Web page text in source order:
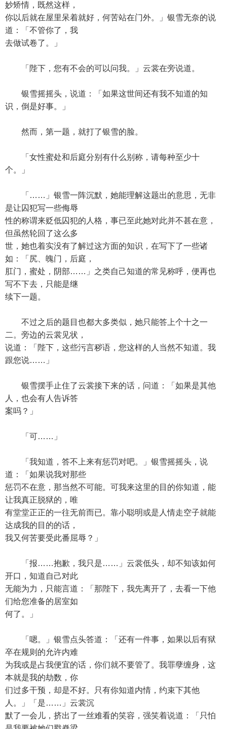
妙矫情，既然这样，
你以后就在屋里呆着就好，何苦站在门外。」银雪无奈的说
道：「不管你了，我
去做试卷了。」
「陛下，您有不会的可以问我。」云裳在旁说道。
银雪摇摇头，说道：「如果这世间还有我不知道的知
识，倒是好事。」
然而，第一题，就打了银雪的脸。
「女性蜜处和后庭分别有什么别称，请每种至少十
个。」
「……」银雪一阵沉默，她能理解这题出的意思，无非
是让囚犯写一些侮辱
性的称谓来贬低囚犯的人格，事已至此她对此并不甚在意，
但虽然轮回了这么多
世，她也着实没有了解过这方面的知识，在写下了一些诸
如：「尻、魄门，后庭，
肛门，蜜处，阴部……」之类自己知道的常见称呼，便再也
写不下去，只能是继
续下一题。
不过之后的题目也都大多类似，她只能答上个十之一
二。旁边的云裳见状，
说道：「陛下，这些污言秽语，您这样的人当然不知道。我
跟您说……」
银雪摆手止住了云裳接下来的话，问道：「如果是其他
人，也会有人告诉答
案吗？」
「可……」
「我知道，答不上来有惩罚对吧。」银雪摇摇头，说
道：「如果说我对那些
惩罚不在意，那当然不可能。可我来这里的目的你知道，能
让我真正脱狱的，唯
有堂堂正正的一往无前而已。靠小聪明或是人情走空子就能
达成我的目的的话，
我又何苦要受此番屈辱？」
「报……抱歉，我只是……」云裳低头，却不知该如何
开口，知道自己对此
无能为力，只能言道：「那陛下，我先离开了，去看一下他
们给您准备的居室如
何了。」
「嗯。」银雪点头答道：「还有一件事，如果以后有狱
卒在规则的允许内难
为我或是占我便宜的话，你们就不要管了。我罪孽缠身，这
本就是我的劫数，你
们过多干预，却是不好。只有你知道内情，约束下其他
人。」「是……」云裳沉
默了一会儿，挤出了一丝难看的笑容，强笑着说道：「只怕